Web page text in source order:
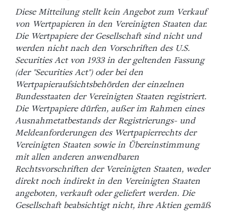
Diese Mitteilung stellt kein Angebot zum Verkauf
von Wertpapieren in den Vereinigten Staaten dar.
Die Wertpapiere der Gesellschaft sind nicht und
werden nicht nach den Vorschriften des U.S.
Securities Act von 1933 in der geltenden Fassung
(der "Securities Act") oder bei den
Wertpapieraufsichtsbehörden der einzelnen
Bundesstaaten der Vereinigten Staaten registriert.
Die Wertpapiere dürfen, außer im Rahmen eines
Ausnahmetatbestands der Registrierungs- und
Meldeanforderungen des Wertpapierrechts der
Vereinigten Staaten sowie in Übereinstimmung
mit allen anderen anwendbaren
Rechtsvorschriften der Vereinigten Staaten, weder
direkt noch indirekt in den Vereinigten Staaten
angeboten, verkauft oder geliefert werden. Die
Gesellschaft beabsichtigt nicht, ihre Aktien gemäß